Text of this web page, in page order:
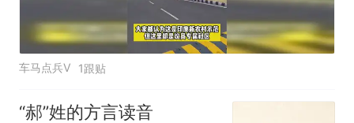
车马点兵V 1跟贴
“郝”姓的方言读音